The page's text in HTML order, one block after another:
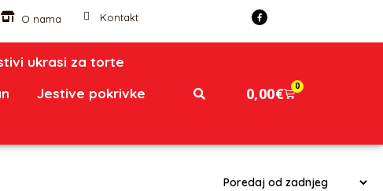
O nama Kontakt
ukrasi za torte
Jestive pokrivke
0,00€ 0